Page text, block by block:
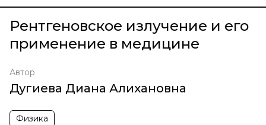
Рентгеновское излучение и его
применение в медицине
Автор
Дугиева Диана Алихановна
Физика